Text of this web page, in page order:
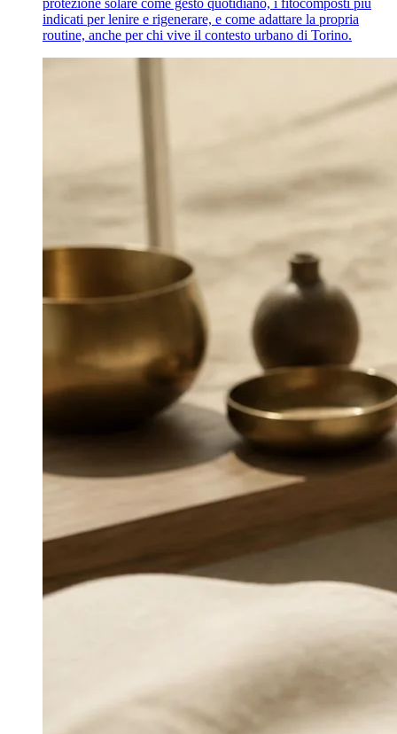
protezione solare come gesto quotidiano, i fitocomposti più
indicati per lenire e rigenerare, e come adattare la propria
routine, anche per chi vive il contesto urbano di Torino.